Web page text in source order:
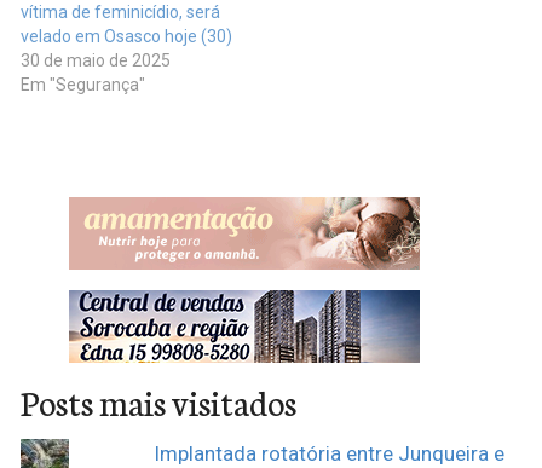
vítima de feminicídio, será
velado em Osasco hoje (30)
30 de maio de 2025
Em "Segurança"
Posts mais visitados
Implantada rotatória entre Junqueira e